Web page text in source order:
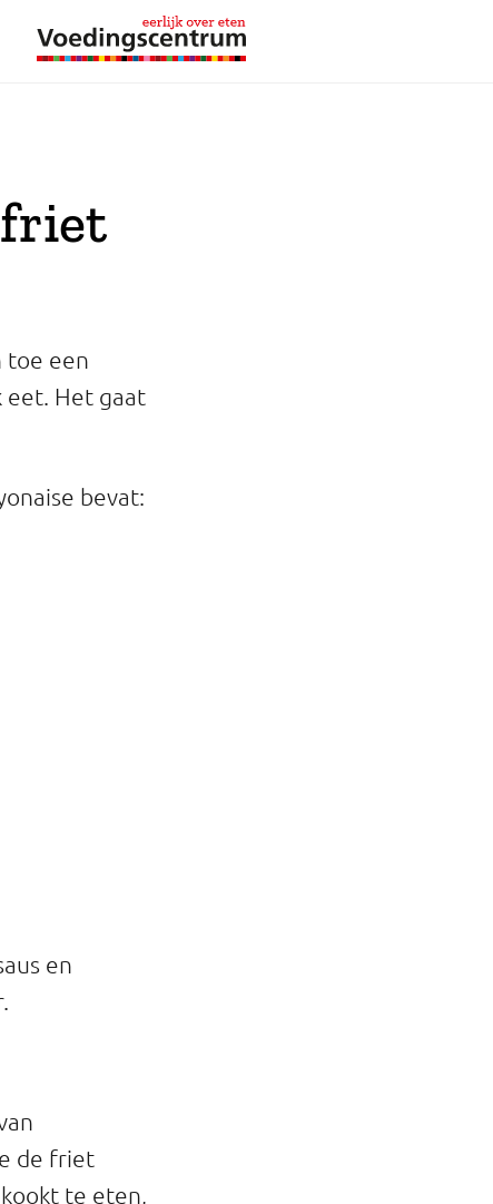
friet
toe een
Het gaat
bevat:
en
de friet
te eten,